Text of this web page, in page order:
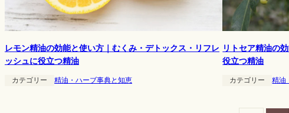
レモン精油の効能と使い方｜むくみ・デトックス・リフレ
ッシュに役立つ精油
カテゴリー 精油・ハーブ事典と知恵
リトセア精油の
役立つ精油
カテゴリー 精油